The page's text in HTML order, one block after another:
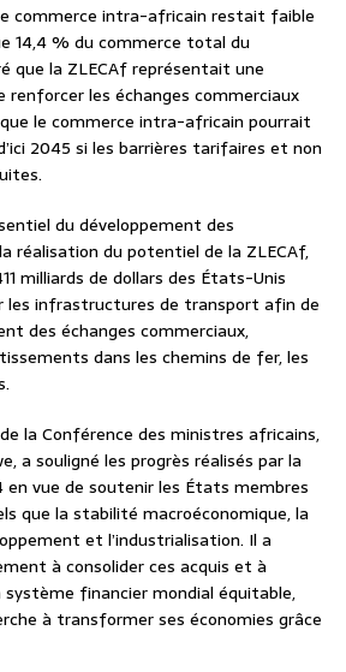
commerce intra-africain restait faible
14,4 % du commerce total du
que la ZLECAf représentait une
les échanges commerciaux
le commerce intra-africain pourrait
2045 si les barrières tarifaires et non
du développement des
réalisation du potentiel de la ZLECAf,
milliards de dollars des États-Unis
les infrastructures de transport afin de
des échanges commerciaux,
dans les chemins de fer, les
la Conférence des ministres africains,
a souligné les progrès réalisés par la
en vue de soutenir les États membres
que la stabilité macroéconomique, la
et l’industrialisation. Il a
à consolider ces acquis et à
système financier mondial équitable,
à transformer ses économies grâce